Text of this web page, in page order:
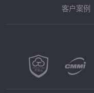
客户案例